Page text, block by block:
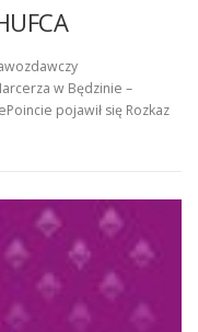
w Będzinie –
pojawił się Rozkaz